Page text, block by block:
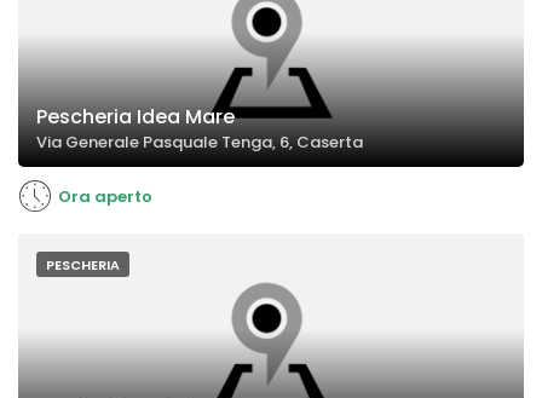
Pescheria Idea Mare
Via Generale Pasquale Tenga, 6, Caserta
Ora aperto
PESCHERIA